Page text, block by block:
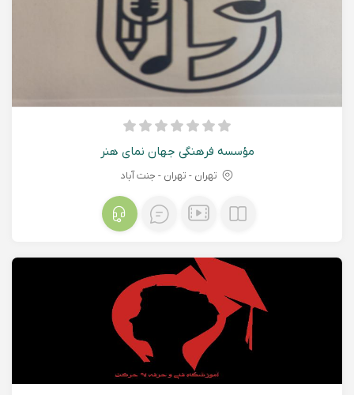
مؤسسه فرهنگی جهان نمای هنر
تهران - تهران - جنت آباد